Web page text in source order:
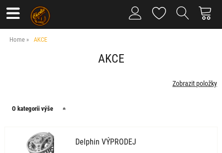
Home AKCE
AKCE
O kategorii výše
Delphin VÝPRODEJ